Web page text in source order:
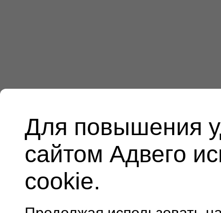
Для повышения
сайтом Адвего
cookie.